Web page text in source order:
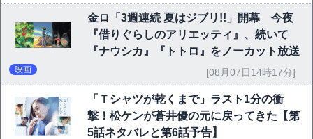
金ロ「3週連続 夏はジブリ!!」開幕 今夜
『借りぐらしのアリエッティ』、続いて
『ナウシカ』『トトロ』をノーカット放送
映画 [08月07日14時17分]
「Ｔシャツが乾くまで」ラスト1分の衝
撃！松ケンが蒼井優の元に戻ってきた【第
5話ネタバレと第6話予告】